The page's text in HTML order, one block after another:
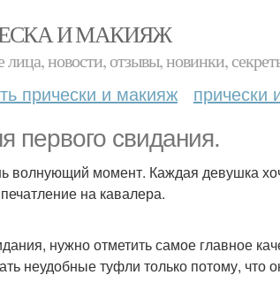
И МАКИЯЖ
новости, отзывы, новинки,
прически и макияж прически
первого свидания.
волнующий момент. Каждая девушка
на кавалера.
нужно отметить самое главное
неудобные туфли только потому, что